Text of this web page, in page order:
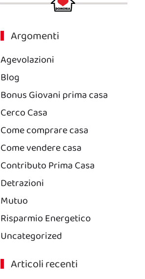
Argomenti
Agevolazioni
Blog
Bonus Giovani prima casa
Cerco Casa
Come comprare casa
Come vendere casa
Contributo Prima Casa
Detrazioni
Mutuo
Risparmio Energetico
Uncategorized
Articoli recenti